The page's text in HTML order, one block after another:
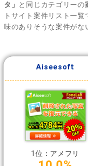
タ」 と同じカテゴリーの
トサイト案件リスト一覧
味のありそうな案件がな
Aiseesoft
1位：アメフリ